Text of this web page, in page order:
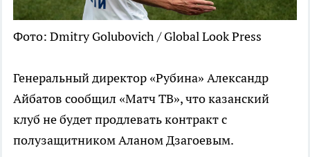
Фото: Dmitry Golubovich / Global Look Press
Генеральный директор «Рубина» Александр
Айбатов сообщил «Матч ТВ», что казанский
клуб не будет продлевать контракт с
полузащитником Аланом Дзагоевым.